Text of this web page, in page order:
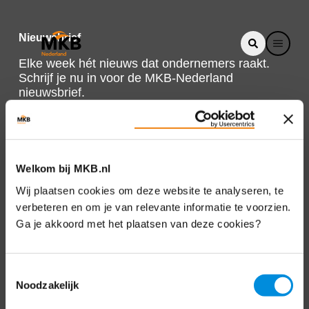
Welkom bij MKB.nl
Wij plaatsen cookies om deze website te analyseren, te
verbeteren en om je van relevante informatie te voorzien.
Ga je akkoord met het plaatsen van deze cookies?
Noodzakelijk
Nieuwsbrief
Elke week hét nieuws dat ondernemers raakt.
Schrijf je nu in voor de MKB-Nederland
nieuwsbrief.
Direct naar
Over ons
Bezuidenhoutseweg 12